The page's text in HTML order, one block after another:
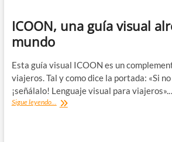
ICOON, una guía visual
mundo
Esta guía visual ICOON es un
viajeros. Tal y como dice la portada: «Si
¡señálalo! Lenguaje visual para
Sigue leyendo... ICOON,